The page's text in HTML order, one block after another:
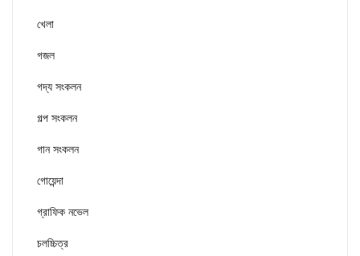
খেলা
গজল
গদ্য সংকলন
গল্প সংকলন
গান সংকলন
গোয়েন্দা
গ্রাফিক নভেল
চলচ্চিত্র